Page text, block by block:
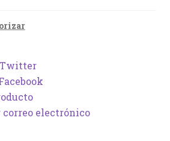
correo electrónico